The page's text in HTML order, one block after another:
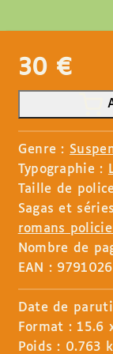
30 €
Genre :
Typographie :
Taille de
Sagas et
romans
Nombre de
EAN :
Date de
Format : 15.6
Poids : 0.763